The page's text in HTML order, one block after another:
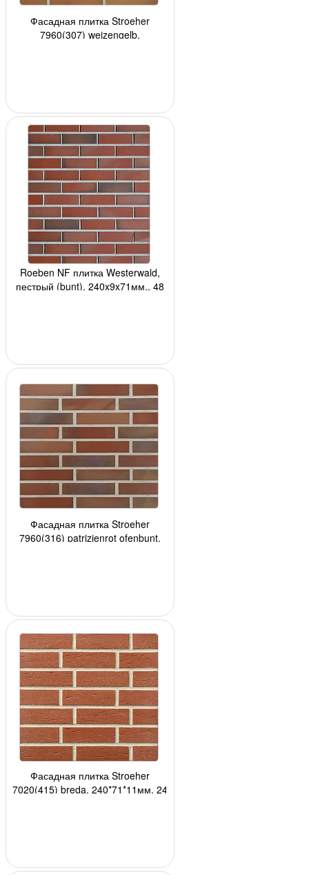
Фасадная плитка Stroeher
7960(307) weizengelb,
Roeben NF плитка Westerwald,
пестрый (bunt), 240x9x71мм., 48
Фасадная плитка Stroeher
7960(316) patrizienrot ofenbunt,
Фасадная плитка Stroeher
7020(415) breda, 240*71*11мм, 24